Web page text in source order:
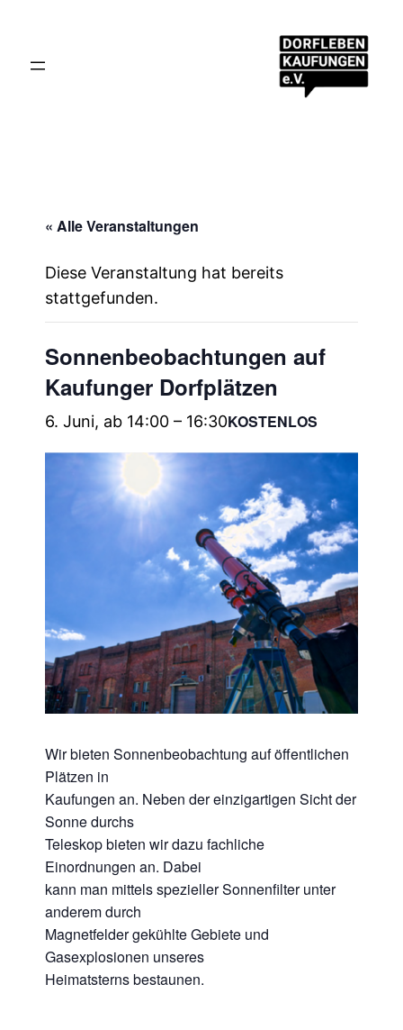
« Alle Veranstaltungen
Diese Veranstaltung hat bereits
stattgefunden.
Sonnenbeobachtungen auf
Kaufunger Dorfplätzen
6. Juni, ab 14:00 – 16:30KOSTENLOS
Wir bieten Sonnenbeobachtung auf öffentlichen
Plätzen in
Kaufungen an. Neben der einzigartigen Sicht der
Sonne durchs
Teleskop bieten wir dazu fachliche
Einordnungen an. Dabei
kann man mittels spezieller Sonnenfilter unter
anderem durch
Magnetfelder gekühlte Gebiete und
Gasexplosionen unseres
Heimatsterns bestaunen.